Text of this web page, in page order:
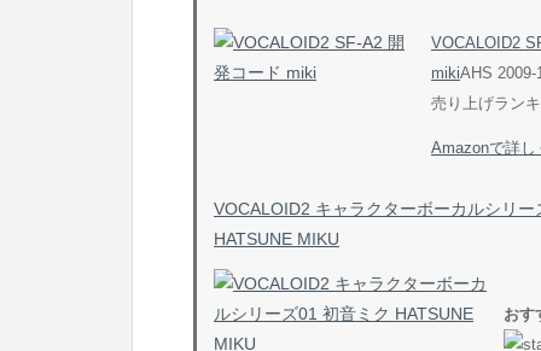
VOCALOID2
mikiAHS 2009-
売り上げラン
Amazonで詳し
VOCALOID2 キャラクターボーカルシリー
HATSUNE MIKU
おす